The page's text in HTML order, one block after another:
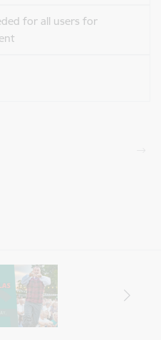
for all users for